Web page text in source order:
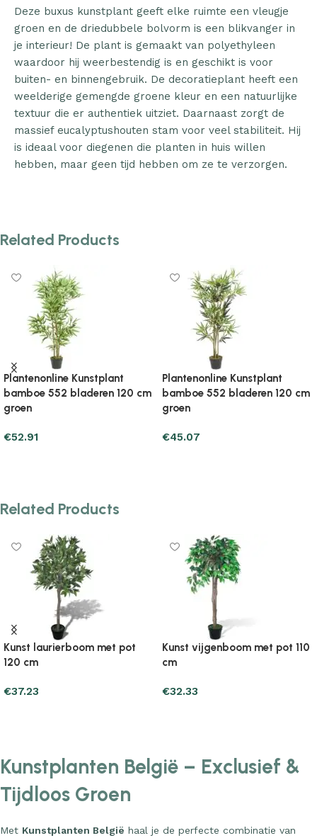
Deze buxus kunstplant geeft elke ruimte een vleugje
groen en de driedubbele bolvorm is een blikvanger in
je interieur! De plant is gemaakt van polyethyleen
waardoor hij weerbestendig is en geschikt is voor
buiten- en binnengebruik. De decoratieplant heeft een
weelderige gemengde groene kleur en een natuurlijke
textuur die er authentiek uitziet. Daarnaast zorgt de
massief eucalyptushouten stam voor veel stabiliteit. Hij
is ideaal voor diegenen die planten in huis willen
hebben, maar geen tijd hebben om ze te verzorgen.
Related Products
Plantenonline Kunstplant
bamboe 552 bladeren 120 cm
groen
€52.91
Plantenonline Kunstplant
bamboe 552 bladeren 120 cm
groen
€45.07
Related Products
Kunst laurierboom met pot
120 cm
€37.23
Kunst vijgenboom met pot 110
cm
€32.33
Kunstplanten België – Exclusief &
Tijdloos Groen
Met Kunstplanten België haal je de perfecte combinatie van